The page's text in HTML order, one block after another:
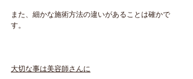
また、細かな施術方法の違いがあることは確かで
す。
大切な事は美容師さんに